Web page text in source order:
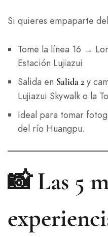
Si quieres empaparte
Tome la línea 16 →
Estación Lujiazui
Salida en Salida 2y
Lujiazui Skywalk o la
Ideal para tomar
del río Huangpu.
📸 Las 5